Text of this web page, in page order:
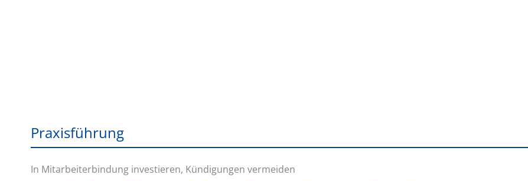
Praxisführung
In Mitarbeiterbindung investieren, Kündigungen vermeiden